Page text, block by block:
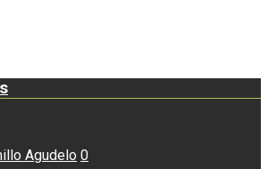
Agudelo 0